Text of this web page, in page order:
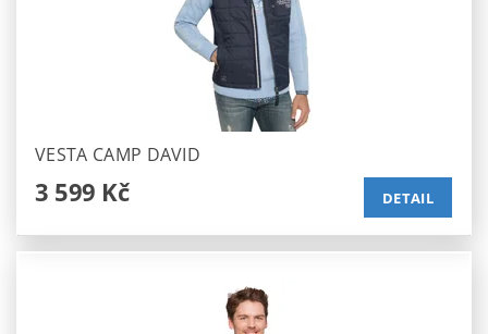
VESTA CAMP DAVID
3 599 Kč DETAIL